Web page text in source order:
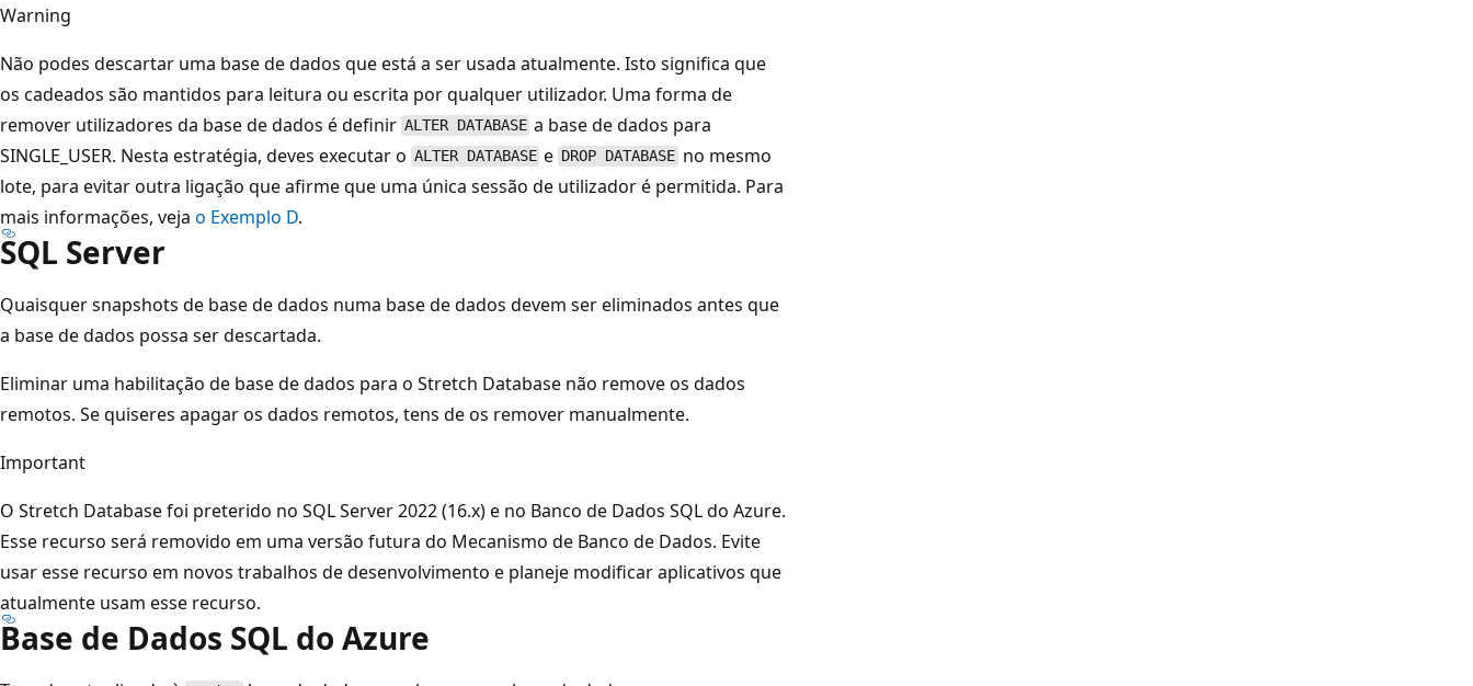
Warning
Não podes descartar uma base de dados que está a ser usada atualmente. Isto significa que
os cadeados são mantidos para leitura ou escrita por qualquer utilizador. Uma forma de
remover utilizadores da base de dados é definir ALTER DATABASE a base de dados para
SINGLE_USER. Nesta estratégia, deves executar o ALTER DATABASE e DROP DATABASE no mesmo
lote, para evitar outra ligação que afirme que uma única sessão de utilizador é permitida. Para
mais informações, veja o Exemplo D.
SQL Server
Quaisquer snapshots de base de dados numa base de dados devem ser eliminados antes que
a base de dados possa ser descartada.
Eliminar uma habilitação de base de dados para o Stretch Database não remove os dados
remotos. Se quiseres apagar os dados remotos, tens de os remover manualmente.
Important
O Stretch Database foi preterido no SQL Server 2022 (16.x) e no Banco de Dados SQL do Azure.
Esse recurso será removido em uma versão futura do Mecanismo de Banco de Dados. Evite
usar esse recurso em novos trabalhos de desenvolvimento e planeje modificar aplicativos que
atualmente usam esse recurso.
Base de Dados SQL do Azure